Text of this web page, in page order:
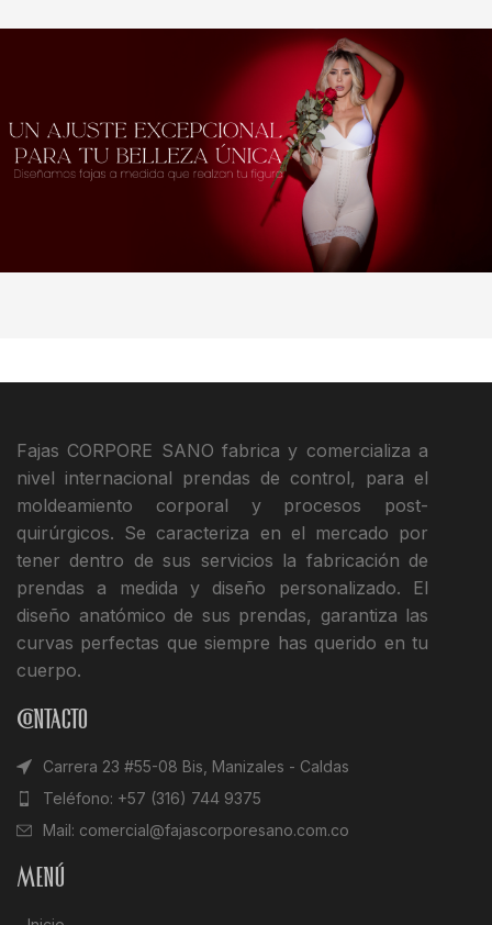
Fajas CORPORE SANO fabrica y comercializa a
nivel internacional prendas de control, para el
moldeamiento corporal y procesos post-
quirúrgicos. Se caracteriza en el mercado por
tener dentro de sus servicios la fabricación de
prendas a medida y diseño personalizado. El
diseño anatómico de sus prendas, garantiza las
curvas perfectas que siempre has querido en tu
cuerpo.
Contacto
Carrera 23 #55-08 Bis, Manizales - Caldas
Teléfono: +57 (316) 744 9375
Mail: comercial@fajascorporesano.com.co
Menú